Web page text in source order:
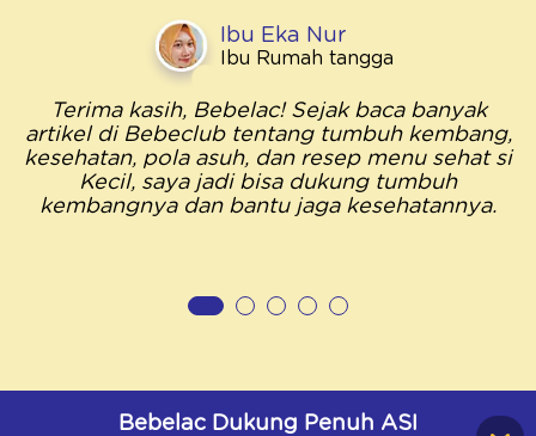
Ibu Eka Nur
Ibu Rumah tangga
Terima kasih, Bebelac! Sejak baca banyak
artikel di Bebeclub tentang tumbuh kembang,
kesehatan, pola asuh, dan resep menu sehat si
Kecil, saya jadi bisa dukung tumbuh
kembangnya dan bantu jaga kesehatannya.
Bebelac Dukung Penuh ASI